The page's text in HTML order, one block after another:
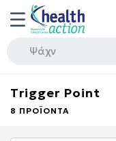
Τrigger Point
8 ΠΡΟΪΌΝΤΑ